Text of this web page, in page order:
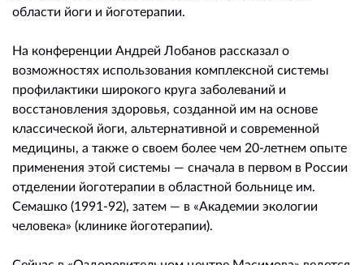
области йоги и йоготерапии.
На конференции Андрей Лобанов рассказал о
возможностях использования комплексной системы
профилактики широкого круга заболеваний и
восстановления здоровья, созданной им на основе
классической йоги, альтернативной и современной
медицины, а также о своем более чем 20-летнем опыте
применения этой системы — сначала в первом в России
отделении йоготерапии в областной больнице им.
Семашко (1991-92), затем — в «Академии экологии
человека» (клинике йоготерапии).